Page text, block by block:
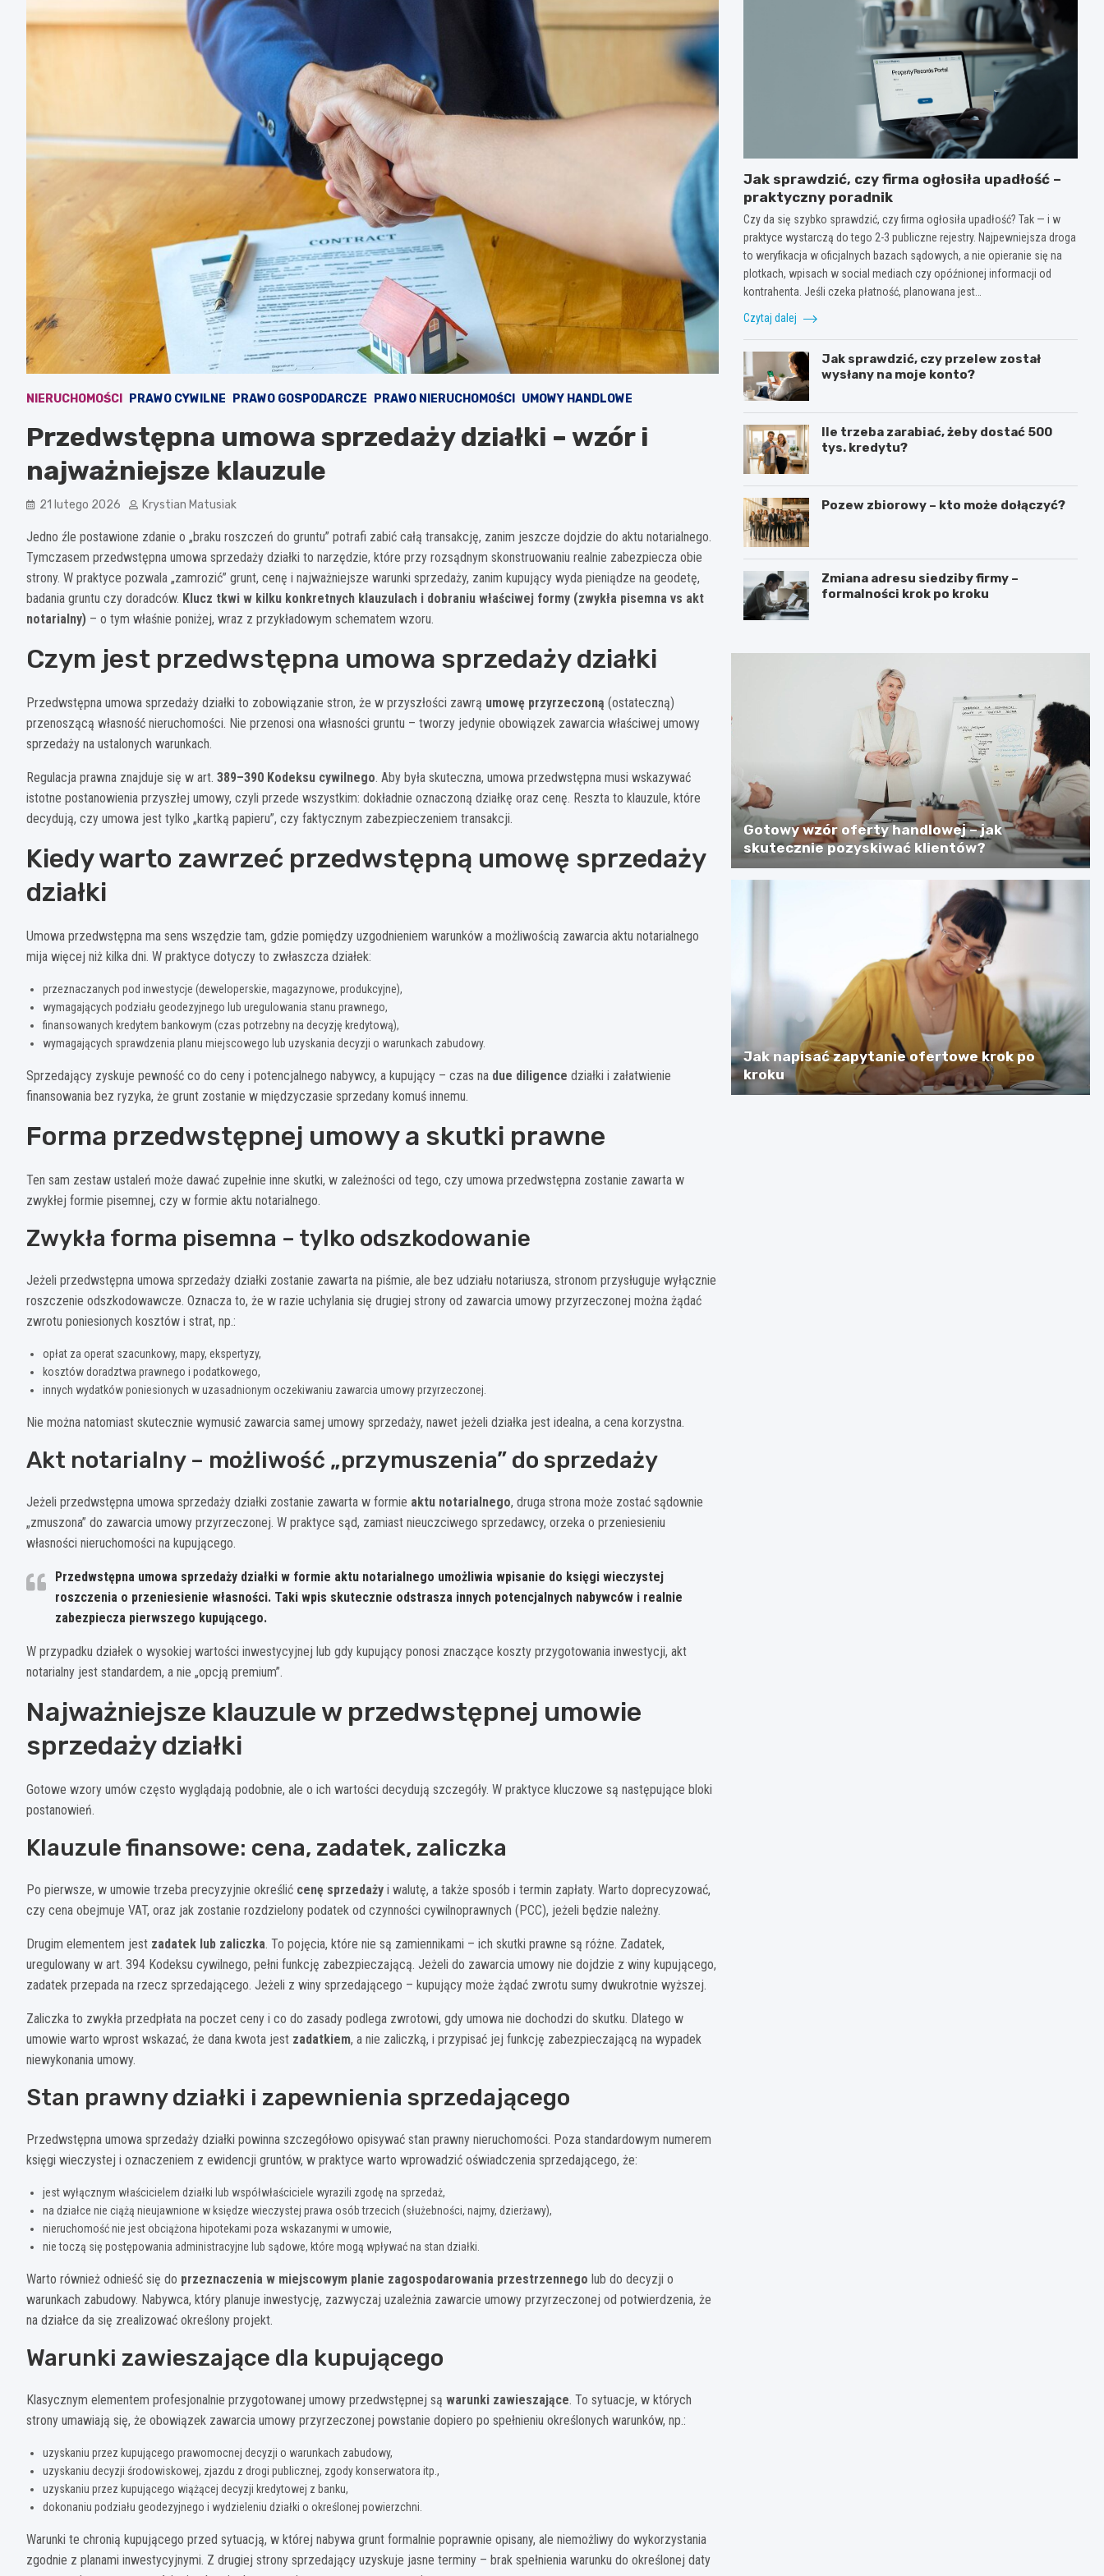
NIERUCHOMOŚCI PRAWO CYWILNE PRAWO GOSPODARCZE PRAWO NIERUCHOMOŚCI UMOWY HANDLOWE
Przedwstępna umowa sprzedaży działki – wzór i
najważniejsze klauzule
21 lutego 2026 Krystian Matusiak
Jedno źle postawione zdanie o „braku roszczeń do gruntu” potrafi zabić całą transakcję, zanim jeszcze dojdzie do aktu notarialnego.
Tymczasem przedwstępna umowa sprzedaży działki to narzędzie, które przy rozsądnym skonstruowaniu realnie zabezpiecza obie
strony. W praktyce pozwala „zamrozić” grunt, cenę i najważniejsze warunki sprzedaży, zanim kupujący wyda pieniądze na geodetę,
badania gruntu czy doradców. Klucz tkwi w kilku konkretnych klauzulach i dobraniu właściwej formy (zwykła pisemna vs akt
notarialny) – o tym właśnie poniżej, wraz z przykładowym schematem wzoru.
Czym jest przedwstępna umowa sprzedaży działki
Przedwstępna umowa sprzedaży działki to zobowiązanie stron, że w przyszłości zawrą umowę przyrzeczoną (ostateczną)
przenoszącą własność nieruchomości. Nie przenosi ona własności gruntu – tworzy jedynie obowiązek zawarcia właściwej umowy
sprzedaży na ustalonych warunkach.
Regulacja prawna znajduje się w art. 389–390 Kodeksu cywilnego. Aby była skuteczna, umowa przedwstępna musi wskazywać
istotne postanowienia przyszłej umowy, czyli przede wszystkim: dokładnie oznaczoną działkę oraz cenę. Reszta to klauzule, które
decydują, czy umowa jest tylko „kartką papieru”, czy faktycznym zabezpieczeniem transakcji.
Kiedy warto zawrzeć przedwstępną umowę sprzedaży
działki
Umowa przedwstępna ma sens wszędzie tam, gdzie pomiędzy uzgodnieniem warunków a możliwością zawarcia aktu notarialnego
mija więcej niż kilka dni. W praktyce dotyczy to zwłaszcza działek:
przeznaczanych pod inwestycje (deweloperskie, magazynowe, produkcyjne),
wymagających podziału geodezyjnego lub uregulowania stanu prawnego,
finansowanych kredytem bankowym (czas potrzebny na decyzję kredytową),
wymagających sprawdzenia planu miejscowego lub uzyskania decyzji o warunkach zabudowy.
Sprzedający zyskuje pewność co do ceny i potencjalnego nabywcy, a kupujący – czas na due diligence działki i załatwienie
finansowania bez ryzyka, że grunt zostanie w międzyczasie sprzedany komuś innemu.
Forma przedwstępnej umowy a skutki prawne
Ten sam zestaw ustaleń może dawać zupełnie inne skutki, w zależności od tego, czy umowa przedwstępna zostanie zawarta w
zwykłej formie pisemnej, czy w formie aktu notarialnego.
Zwykła forma pisemna – tylko odszkodowanie
Jeżeli przedwstępna umowa sprzedaży działki zostanie zawarta na piśmie, ale bez udziału notariusza, stronom przysługuje wyłącznie
roszczenie odszkodowawcze. Oznacza to, że w razie uchylania się drugiej strony od zawarcia umowy przyrzeczonej można żądać
zwrotu poniesionych kosztów i strat, np.:
opłat za operat szacunkowy, mapy, ekspertyzy,
kosztów doradztwa prawnego i podatkowego,
innych wydatków poniesionych w uzasadnionym oczekiwaniu zawarcia umowy przyrzeczonej.
Nie można natomiast skutecznie wymusić zawarcia samej umowy sprzedaży, nawet jeżeli działka jest idealna, a cena korzystna.
Akt notarialny – możliwość „przymuszenia” do sprzedaży
Jeżeli przedwstępna umowa sprzedaży działki zostanie zawarta w formie aktu notarialnego, druga strona może zostać sądownie
„zmuszona” do zawarcia umowy przyrzeczonej. W praktyce sąd, zamiast nieuczciwego sprzedawcy, orzeka o przeniesieniu
własności nieruchomości na kupującego.
Przedwstępna umowa sprzedaży działki w formie aktu notarialnego umożliwia wpisanie do księgi wieczystej
roszczenia o przeniesienie własności. Taki wpis skutecznie odstrasza innych potencjalnych nabywców i realnie
zabezpiecza pierwszego kupującego.
W przypadku działek o wysokiej wartości inwestycyjnej lub gdy kupujący ponosi znaczące koszty przygotowania inwestycji, akt
notarialny jest standardem, a nie „opcją premium”.
Najważniejsze klauzule w przedwstępnej umowie
sprzedaży działki
Gotowe wzory umów często wyglądają podobnie, ale o ich wartości decydują szczegóły. W praktyce kluczowe są następujące bloki
postanowień.
Klauzule finansowe: cena, zadatek, zaliczka
Po pierwsze, w umowie trzeba precyzyjnie określić cenę sprzedaży i walutę, a także sposób i termin zapłaty. Warto doprecyzować,
czy cena obejmuje VAT, oraz jak zostanie rozdzielony podatek od czynności cywilnoprawnych (PCC), jeżeli będzie należny.
Drugim elementem jest zadatek lub zaliczka. To pojęcia, które nie są zamiennikami – ich skutki prawne są różne. Zadatek,
uregulowany w art. 394 Kodeksu cywilnego, pełni funkcję zabezpieczającą. Jeżeli do zawarcia umowy nie dojdzie z winy kupującego,
zadatek przepada na rzecz sprzedającego. Jeżeli z winy sprzedającego – kupujący może żądać zwrotu sumy dwukrotnie wyższej.
Zaliczka to zwykła przedpłata na poczet ceny i co do zasady podlega zwrotowi, gdy umowa nie dochodzi do skutku. Dlatego w
umowie warto wprost wskazać, że dana kwota jest zadatkiem, a nie zaliczką, i przypisać jej funkcję zabezpieczającą na wypadek
niewykonania umowy.
Stan prawny działki i zapewnienia sprzedającego
Przedwstępna umowa sprzedaży działki powinna szczegółowo opisywać stan prawny nieruchomości. Poza standardowym numerem
księgi wieczystej i oznaczeniem z ewidencji gruntów, w praktyce warto wprowadzić oświadczenia sprzedającego, że:
jest wyłącznym właścicielem działki lub współwłaściciele wyrazili zgodę na sprzedaż,
na działce nie ciążą nieujawnione w księdze wieczystej prawa osób trzecich (służebności, najmy, dzierżawy),
nieruchomość nie jest obciążona hipotekami poza wskazanymi w umowie,
nie toczą się postępowania administracyjne lub sądowe, które mogą wpływać na stan działki.
Warto również odnieść się do przeznaczenia w miejscowym planie zagospodarowania przestrzennego lub do decyzji o
warunkach zabudowy. Nabywca, który planuje inwestycję, zazwyczaj uzależnia zawarcie umowy przyrzeczonej od potwierdzenia, że
na działce da się zrealizować określony projekt.
Warunki zawieszające dla kupującego
Klasycznym elementem profesjonalnie przygotowanej umowy przedwstępnej są warunki zawieszające. To sytuacje, w których
strony umawiają się, że obowiązek zawarcia umowy przyrzeczonej powstanie dopiero po spełnieniu określonych warunków, np.:
uzyskaniu przez kupującego prawomocnej decyzji o warunkach zabudowy,
uzyskaniu decyzji środowiskowej, zjazdu z drogi publicznej, zgody konserwatora itp.,
uzyskaniu przez kupującego wiążącej decyzji kredytowej z banku,
dokonaniu podziału geodezyjnego i wydzieleniu działki o określonej powierzchni.
Warunki te chronią kupującego przed sytuacją, w której nabywa grunt formalnie poprawnie opisany, ale niemożliwy do wykorzystania
zgodnie z planami inwestycyjnymi. Z drugiej strony sprzedający uzyskuje jasne terminy – brak spełnienia warunku do określonej daty
Jak sprawdzić, czy firma ogłosiła upadłość –
praktyczny poradnik
Czy da się szybko sprawdzić, czy firma ogłosiła upadłość? Tak — i w
praktyce wystarczą do tego 2-3 publiczne rejestry. Najpewniejsza droga
to weryfikacja w oficjalnych bazach sądowych, a nie opieranie się na
plotkach, wpisach w social mediach czy opóźnionej informacji od
kontrahenta. Jeśli czeka płatność, planowana jest…
Czytaj dalej
Jak sprawdzić, czy przelew został
wysłany na moje konto?
Ile trzeba zarabiać, żeby dostać 500
tys. kredytu?
Pozew zbiorowy – kto może dołączyć?
Zmiana adresu siedziby firmy –
formalności krok po kroku
Gotowy wzór oferty handlowej – jak
skutecznie pozyskiwać klientów?
Jak napisać zapytanie ofertowe krok po
kroku